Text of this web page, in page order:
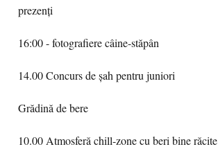
prezenţi
16:00 - fotografiere câine-stăpân
14.00 Concurs de şah pentru juniori
Grădină de bere
10.00 Atmosferă chill-zone cu beri bine răcite